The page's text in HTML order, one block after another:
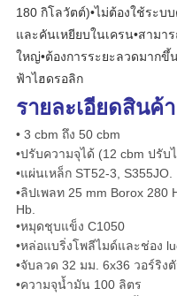
180 กิโลวัตต์)•ไม่ต้องใช้ระบ
และคันเหยียบในเครน•สามา
ใหญ่•ต้องการระยะลวดมากขึ้
ฟ้าไฮดรอลิก
รายละเอียดสินค้า
• 3 cbm ถึง 50 cbm
•ปรับความจุได้ (12 cbm ปรับ
•แผ่นเหล็ก ST52-3, S355JO.
•ลิปเพลท 25 mm Borox 280
Hb.
•หมุดชุบแข็ง C1050
•หล่อแบริ่งโพลีไมด์และช่อง
•จับลวด 32 มม. 6x36 วอร์ริง
•ความจุน้ำมัน 100 ลิตร